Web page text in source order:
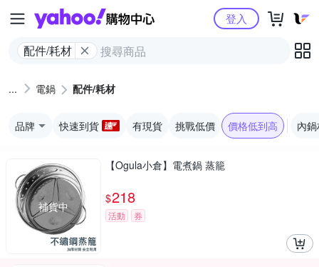
Yahoo購物中心
配件/耗材
登入
電鍋 配件/耗材
品牌 快速到貨 有現貨 挑戰低價 價格低到高 內
補貨中
【Ogula小倉】電煮鍋 蒸籠
$218
活動 券